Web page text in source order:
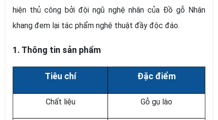
hiện thủ công bởi đội ngũ nghệ nhân của Đồ gỗ Nhân
khang đem lại tác phẩm nghệ thuật đầy độc đáo.
1. Thông tin sản phẩm
Tiêu chí Đặc điểm
Chất liệu Gỗ gụ lào